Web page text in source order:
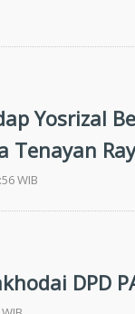
Yosrizal
Tenayan
WIB
DPD